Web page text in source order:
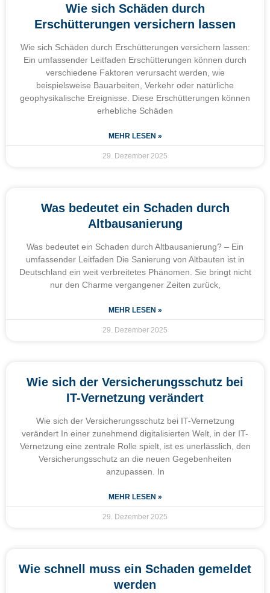
Wie sich Schäden durch
Erschütterungen versichern lassen
Wie sich Schäden durch Erschütterungen versichern lassen:
Ein umfassender Leitfaden Erschütterungen können durch
verschiedene Faktoren verursacht werden, wie
beispielsweise Bauarbeiten, Verkehr oder natürliche
geophysikalische Ereignisse. Diese Erschütterungen können
erhebliche Schäden
MEHR LESEN »
29. Dezember 2025
Was bedeutet ein Schaden durch
Altbausanierung
Was bedeutet ein Schaden durch Altbausanierung? – Ein
umfassender Leitfaden Die Sanierung von Altbauten ist in
Deutschland ein weit verbreitetes Phänomen. Sie bringt nicht
nur den Charme vergangener Zeiten zurück,
MEHR LESEN »
29. Dezember 2025
Wie sich der Versicherungsschutz bei
IT-Vernetzung verändert
Wie sich der Versicherungsschutz bei IT-Vernetzung
verändert In einer zunehmend digitalisierten Welt, in der IT-
Vernetzung eine zentrale Rolle spielt, ist es unerlässlich, den
Versicherungsschutz an die neuen Gegebenheiten
anzupassen. In
MEHR LESEN »
29. Dezember 2025
Wie schnell muss ein Schaden gemeldet
werden